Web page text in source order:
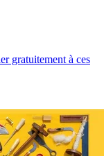
gratuitement à ces